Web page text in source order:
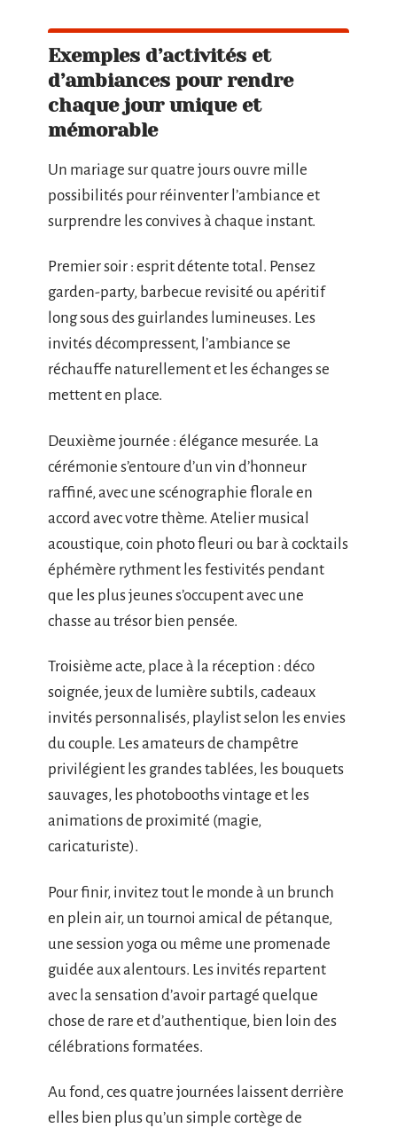
Exemples d’activités et
d’ambiances pour rendre
chaque jour unique et
mémorable
Un mariage sur quatre jours ouvre mille
possibilités pour réinventer l’ambiance et
surprendre les convives à chaque instant.
Premier soir : esprit détente total. Pensez
garden-party, barbecue revisité ou apéritif
long sous des guirlandes lumineuses. Les
invités décompressent, l’ambiance se
réchauffe naturellement et les échanges se
mettent en place.
Deuxième journée : élégance mesurée. La
cérémonie s’entoure d’un vin d’honneur
raffiné, avec une scénographie florale en
accord avec votre thème. Atelier musical
acoustique, coin photo fleuri ou bar à cocktails
éphémère rythment les festivités pendant
que les plus jeunes s’occupent avec une
chasse au trésor bien pensée.
Troisième acte, place à la réception : déco
soignée, jeux de lumière subtils, cadeaux
invités personnalisés, playlist selon les envies
du couple. Les amateurs de champêtre
privilégient les grandes tablées, les bouquets
sauvages, les photobooths vintage et les
animations de proximité (magie,
caricaturiste).
Pour finir, invitez tout le monde à un brunch
en plein air, un tournoi amical de pétanque,
une session yoga ou même une promenade
guidée aux alentours. Les invités repartent
avec la sensation d’avoir partagé quelque
chose de rare et d’authentique, bien loin des
célébrations formatées.
Au fond, ces quatre journées laissent derrière
elles bien plus qu’un simple cortège de